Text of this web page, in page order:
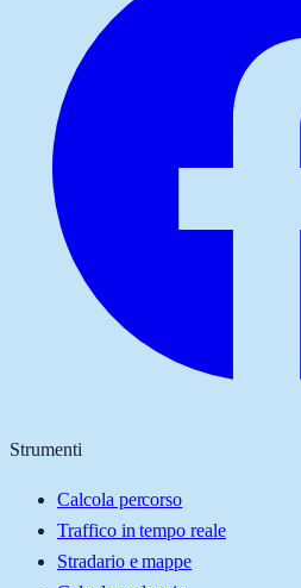
Strumenti
Calcola percorso
Traffico in tempo reale
Stradario e mappe